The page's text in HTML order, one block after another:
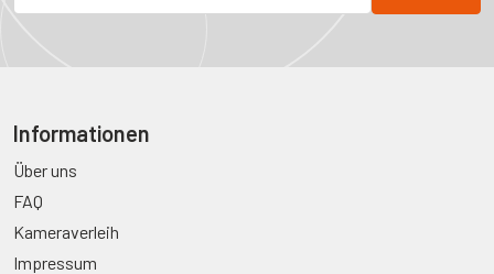
Informationen
Über uns
FAQ
Kameraverleih
Impressum